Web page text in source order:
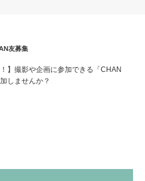
友募集
！】撮影や企画に参加できる「CHAN
しませんか？